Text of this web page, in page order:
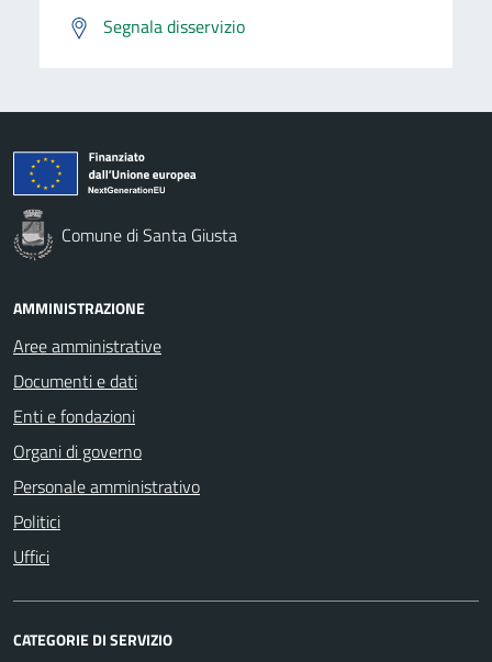
Segnala disservizio
Comune di Santa Giusta
AMMINISTRAZIONE
Aree amministrative
Documenti e dati
Enti e fondazioni
Organi di governo
Personale amministrativo
Politici
Uffici
CATEGORIE DI SERVIZIO